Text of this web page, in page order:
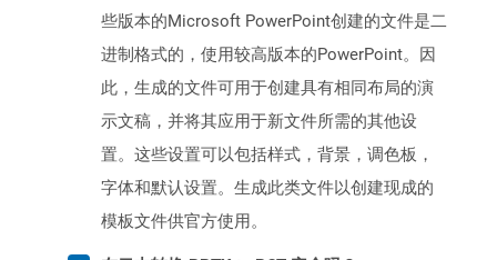
些版本的Microsoft PowerPoint创建的文件是二
进制格式的，使用较高版本的PowerPoint。因
此，生成的文件可用于创建具有相同布局的演
示文稿，并将其应用于新文件所需的其他设
置。这些设置可以包括样式，背景，调色板，
字体和默认设置。生成此类文件以创建现成的
模板文件供官方使用。